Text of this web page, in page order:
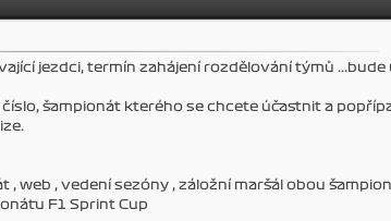
jezdci, termín zahájení rozdělování týmů ...bude
šampionát kterého se chcete účastnit a
, web , vedení sezóny , záložní maršál obou
F1 Sprint Cup